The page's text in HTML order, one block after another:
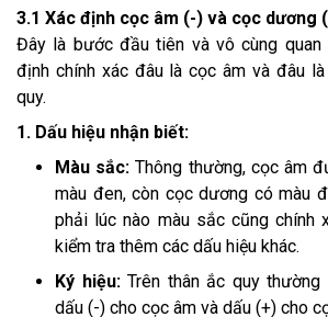
3.1 Xác định cọc âm (-) và cọc dương
Đây là bước đầu tiên và vô cùng quan
định chính xác đâu là cọc âm và đâu
quy.
1. Dấu hiệu nhận biết:
Màu sắc: Thông thường, cọc âm
màu đen, còn cọc dương có màu
phải lúc nào màu sắc cũng chính
kiểm tra thêm các dấu hiệu khác.
Ký hiệu:Trên thân ắc quy
dấu (-) cho cọc âm và dấu (+) cho